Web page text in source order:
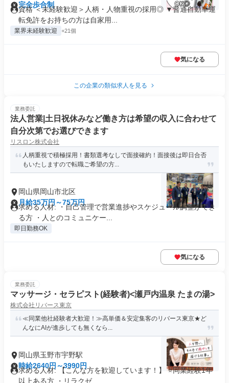
完全歩合制
資格 ＜未経験歓迎＞人柄・人物重視の採用◎ ▼普通自動車運
転免許をお持ちの方は自家用...
業界未経験歓迎 +21個
気になる
この企業の類似求人を見る
業務委託
法人営業|土日祝休みなど働き方は希望の収入に合わせて
自分次第でお選びできます
リスロン株式会社
人柄重視で積極採用！書類選考なしで面接確約！面接後は即日合否
もいたしますので転職ご希望の方...
岡山県岡山市北区
月給35万円～75万円
求める人材: ・自己管理で営業進捗やスケジュール調整ができ
る方 ・人とのコミュニケー...
即日勤務OK
気になる
業務委託
マッサージ・セラピスト(経験者)<瀬戸内温泉 たまの湯>
株式会社リバース東京
≪同業他社経験者大歓迎！≫高単価＆安定集客のリバース東京★ど
んなにAIが進歩しても無くなら...
岡山県玉野市宇野駅
時給2640円～3990円
求める人材: 【こんな方を歓迎しています！】 ⭐️同業経験1年
以上ある方 ・リラクゼ...